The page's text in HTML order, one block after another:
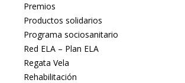
Premios
Productos solidarios
Programa sociosanitario
Red ELA – Plan ELA
Regata Vela
Rehabilitación